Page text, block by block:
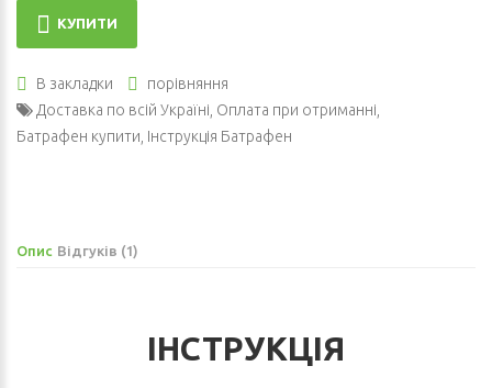
КУПИТИ
В закладки
порівняння
Доставка по всій Україні Оплата при отриманні
Батрафен купити Інструкція Батрафен
Опис Відгуків (1)
ІНСТРУКЦІЯ